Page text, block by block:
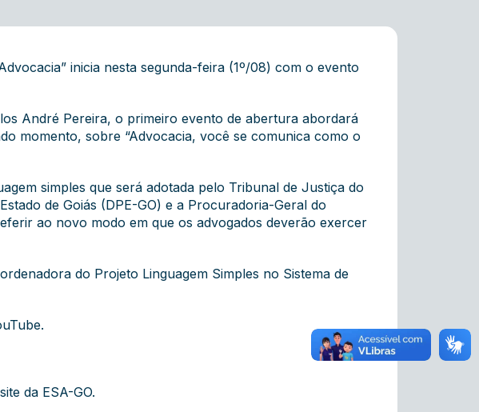
inicia nesta segunda-feira (1º/08) com o evento
André Pereira, o primeiro evento de abertura abordará
momento, sobre “Advocacia, você se comunica como o
simples que será adotada pelo Tribunal de Justiça do
de Goiás (DPE-GO) e a Procuradoria-Geral do
ao novo modo em que os advogados deverão exercer
do Projeto Linguagem Simples no Sistema de
site da ESA-GO.